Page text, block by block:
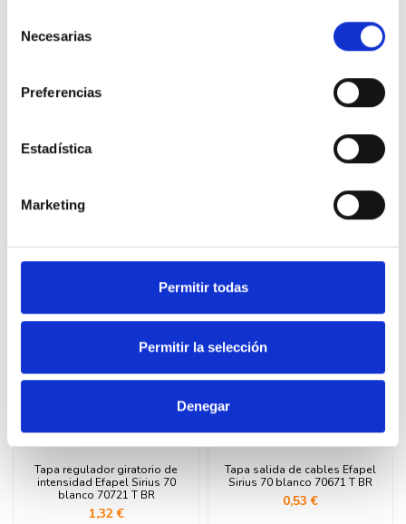
Necesarias
Preferencias
Estadística
Marketing
Permitir todas
Permitir la selección
Denegar
específicamente desarrollada para mecanismos luminosos del sistema
Detalles del producto
Comentarios
16 productos en la misma categoría:
Tapa regulador giratorio de
intensidad Efapel Sirius 70
blanco 70721 T BR
1,32 €
Tapa salida de cables Efapel
Sirius 70 blanco 70671 T BR
0,53 €